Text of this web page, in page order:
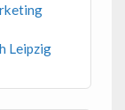
Leipzig